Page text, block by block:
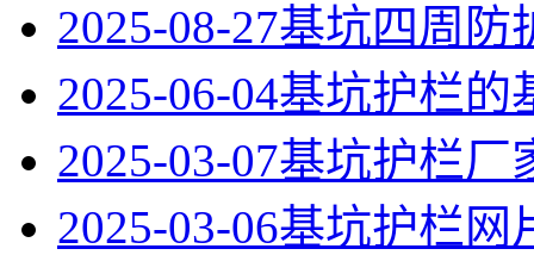
2025-08-27基坑四周防
2025-06-04基坑护栏的
2025-03-07基坑护栏厂
2025-03-06基坑护栏网